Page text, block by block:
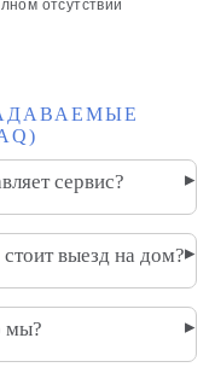
отсутствии
сервис? ▸
выезд на дом?▸
мы? ▸